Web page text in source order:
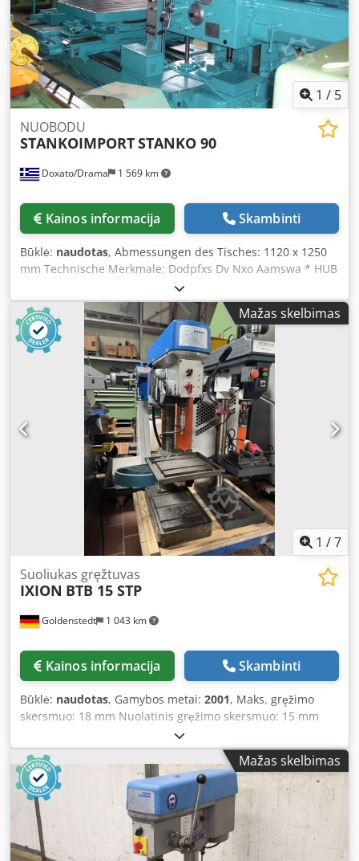
1 / 5
Doxato/Drama 1 569 km
NUOBODU
STANKOIMPORTSTANKO 90
Kainos informacija Skambinti
Būklė: naudotas, Abmessungen des Tisches: 1120 x 1250
mm Technische Merkmale: Dodpfxs Dv Nxo Aamswa * HUB
AUF/AB: 1000 mm * HUB VOR/ZURÜCK: 1200 mm * HUB
LINKS/RECHTS: 1000 mm
Mažas skelbimas
1 /7
Goldenstedt 1 043 km
Suoliukas gręžtuvas
IXION BTB 15 STP
Kainos informacija Skambinti
Būklė: naudotas, Gamybos metai: 2001, Maks. gręžimo
skersmuo: 18 mm Nuolatinis gręžimo skersmuo: 15 mm
Gręžimo gylis: 90 mm Išsikišimas: 215 mm Atstumas nuo
veleno iki stalo: 360 mm Atstumas nuo veleno iki pagrindo
plokštės: 560 mm Stalviršio dydis: 350 x 290 mm Stulpo
skersmuo: 75 mm Maks. bendra aukštis: 1050 mm Svoris
apie: 100 kg Veleno sūkiai - bepakopiai: 100 – 1800
aps./min Variklio apsukos prie 0,7 kW / 1,3 kW: 700 / 1400
aps./min Polių perjungiamas variklis Dwsdoxbtrajpfx
Aamsa
Mažas skelbimas